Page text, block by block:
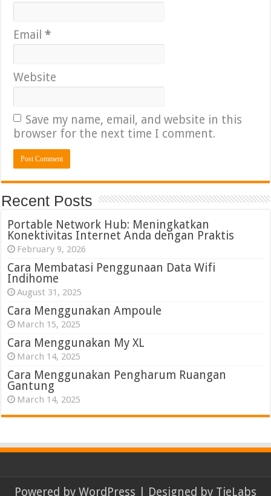
Email*
Website
Save my name, email, and website in this
browser for the next time I comment.
Recent Posts
Portable Network Hub: Meningkatkan
Konektivitas Internet Anda dengan Praktis
February 9, 2026
Cara Membatasi Penggunaan Data Wifi
Indihome
August 31, 2025
Cara Menggunakan Ampoule
March 15, 2025
Cara Menggunakan My XL
March 14, 2025
Cara Menggunakan Pengharum Ruangan
Gantung
March 14, 2025
Powered by WordPress | Designed by TieLabs